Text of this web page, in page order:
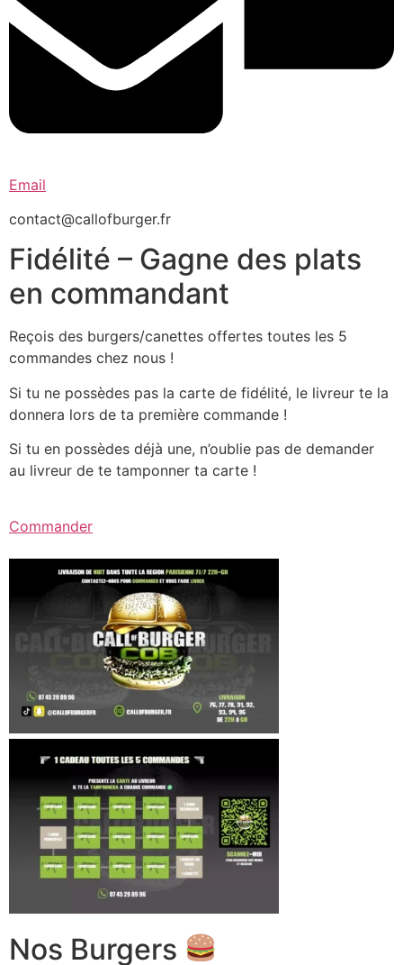
Email
contact@callofburger.fr
Fidélité – Gagne des plats
en commandant
Reçois des burgers/canettes offertes toutes les 5
commandes chez nous !
Si tu ne possèdes pas la carte de fidélité, le livreur te la
donnera lors de ta première commande !
Si tu en possèdes déjà une, n’oublie pas de demander
au livreur de te tamponner ta carte !
Commander
Nos Burgers